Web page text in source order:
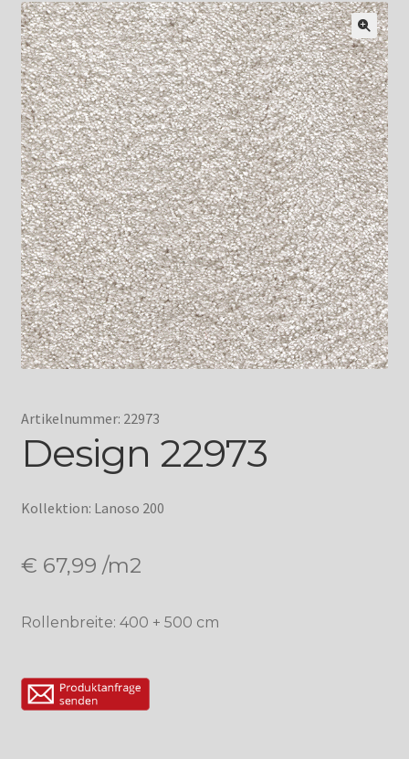
Artikelnummer: 22973
Design 22973
Kollektion: Lanoso 200
€ 67,99 /m2
Rollenbreite: 400 + 500 cm